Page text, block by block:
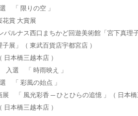
「 限りの空 」
花賞 大賞展
パルナス西口まちかど回遊美術館「宮下真理
展」（ 東武百貨店宇都宮店 ）
日本橋三越本店 ）
入選 「 時雨映え 」
「 彩風の始点 」
展 「 風光彩香 ─ ひとひらの追憶 」（ 日本橋
日本橋三越本店 ）